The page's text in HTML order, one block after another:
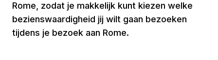
Rome, zodat je makkelijk kunt kiezen welke
bezienswaardigheid jij wilt gaan bezoeken
tijdens je bezoek aan Rome.